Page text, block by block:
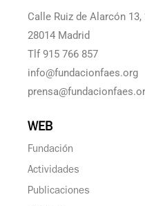
Calle Ruiz de Alarcón 13,
28014 Madrid
Tlf 915 766 857
info@fundacionfaes.org
WEB
Fundación
Actividades
Publicaciones